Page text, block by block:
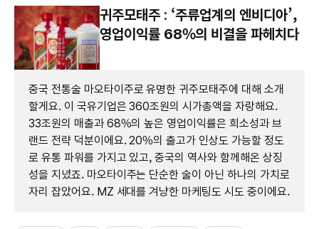
귀주모태주 : ‘주류업계의 엔비디아’,
영업이익률 68%의 비결을 파헤치다
중국 전통술 마오타이주로 유명한 귀주모태주에 대해 소개
할게요. 이 국유기업은 360조원의 시가총액을 자랑해요.
33조원의 매출과 68%의 높은 영업이익률은 희소성과 브
랜드 전략 덕분이에요. 20%의 출고가 인상도 가능할 정도
로 유통 파워를 가지고 있고, 중국의 역사와 함께해온 상징
성을 지녔죠. 마오타이주는 단순한 술이 아닌 하나의 가치로
자리 잡았어요. MZ 세대를 겨냥한 마케팅도 시도 중이에요.